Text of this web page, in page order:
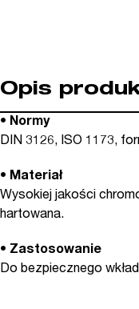
Opis
• Normy
DIN 3126, ISO 1173,
• Materiał
Wysokiej jakości
hartowana.
• Zastosowanie
Do bezpiecznego